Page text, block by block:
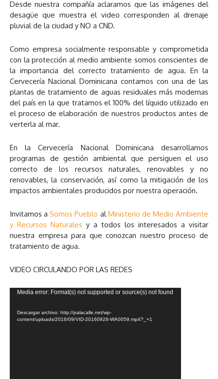
Desde nuestra compañía aclaramos que las imágenes del
desagüe que muestra el video corresponden al drenaje
pluvial de la ciudad y NO a CND.
Como empresa socialmente responsable y comprometida
con la protección al medio ambiente somos conscientes de
la importancia del correcto tratamiento de agua. En la
Cervecería Nacional Dominicana contamos con una de las
plantas de tratamiento de aguas residuales más modernas
del país en la que tratamos el 100% del líquido utilizado en
el proceso de elaboración de nuestros productos antes de
verterla al mar.
En la Cervecería Nacional Dominicana desarrollamos
programas de gestión ambiental que persiguen el uso
correcto de los recursos naturales, renovables y no
renovables, la conservación, así como la mitigación de los
impactos ambientales producidos por nuestra operación.
Invitamos aSomos Pueblo al Ministerio de Medio Ambiente
y Recursos Naturales y a todos los interesados a visitar
nuestra empresa para que conozcan nuestro proceso de
tratamiento de agua.
VIDEO CIRCULANDO POR LAS REDES
Media error: Format(s) not supported or source(s) not found
Descargar archivo: http://palacalle.net/wp-
content/uploads/2016/09/VID-20160928-WA0059.mp4?_=1